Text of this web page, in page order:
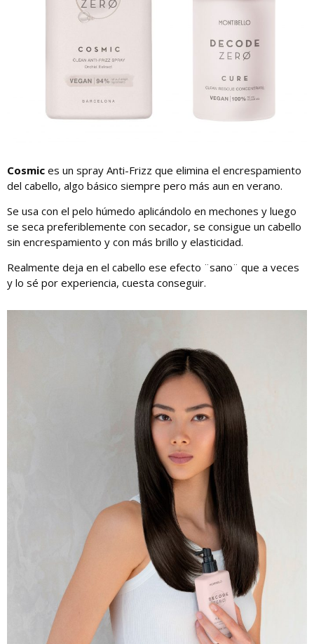
Cosmic es un spray Anti-Frizz que elimina el encrespamiento
del cabello, algo básico siempre pero más aun en verano.
Se usa con el pelo húmedo aplicándolo en mechones y luego
se seca preferiblemente con secador, se consigue un cabello
sin encrespamiento y con más brillo y elasticidad.
Realmente deja en el cabello ese efecto ¨sano¨ que a veces
y lo sé por experiencia, cuesta conseguir.